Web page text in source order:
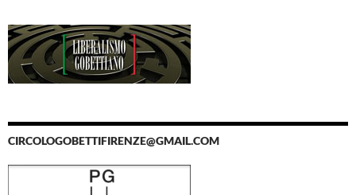
CIRCOLOGOBETTIFIRENZE@GMAIL.COM